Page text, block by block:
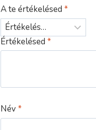
A te értékelésed *
Értékelésed *
Név*